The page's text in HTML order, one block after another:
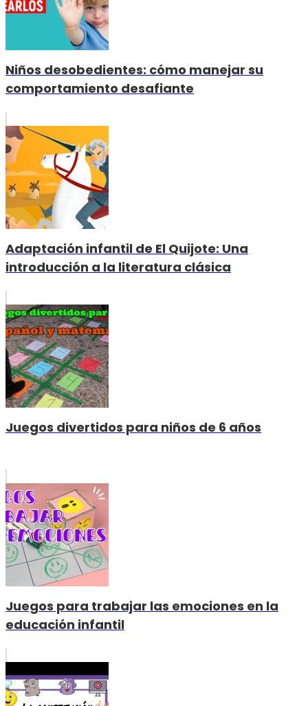
Niños desobedientes: cómo manejar su
comportamiento desafiante
Adaptación infantil de El Quijote: Una
introducción a la literatura clásica
Juegos divertidos para niños de 6 años
Juegos para trabajar las emociones en la
educación infantil